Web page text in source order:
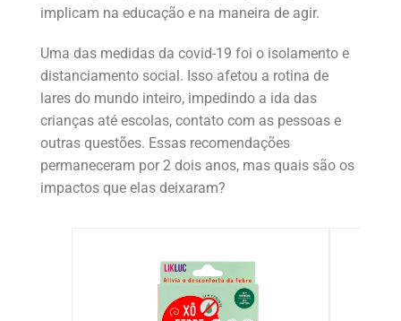
implicam na educação e na maneira de agir.
Uma das medidas da covid-19 foi o isolamento e
distanciamento social. Isso afetou a rotina de
lares do mundo inteiro, impedindo a ida das
crianças até escolas, contato com as pessoas e
outras questões. Essas recomendações
permaneceram por 2 dois anos, mas quais são os
impactos que elas deixaram?